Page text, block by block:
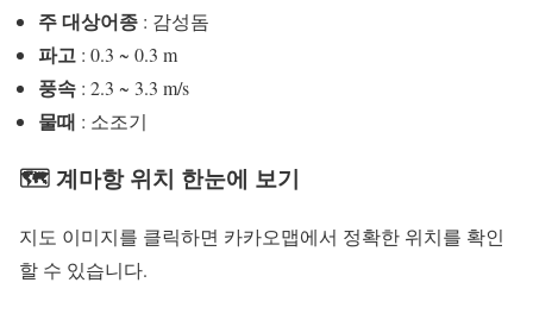
주 대상어종 : 감성돔
파고 : 0.3 ~ 0.3 m
풍속 : 2.3 ~ 3.3 m/s
물때 : 소조기
🗺 계마항 위치 한눈에 보기
지도 이미지를 클릭하면 카카오맵에서 정확한 위치를 확인
할 수 있습니다.